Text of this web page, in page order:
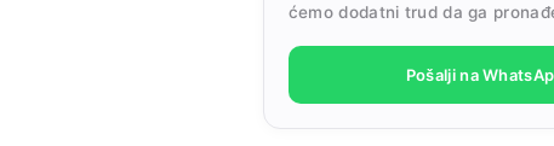
ćemo dodatni trud da ga
Pošalji na